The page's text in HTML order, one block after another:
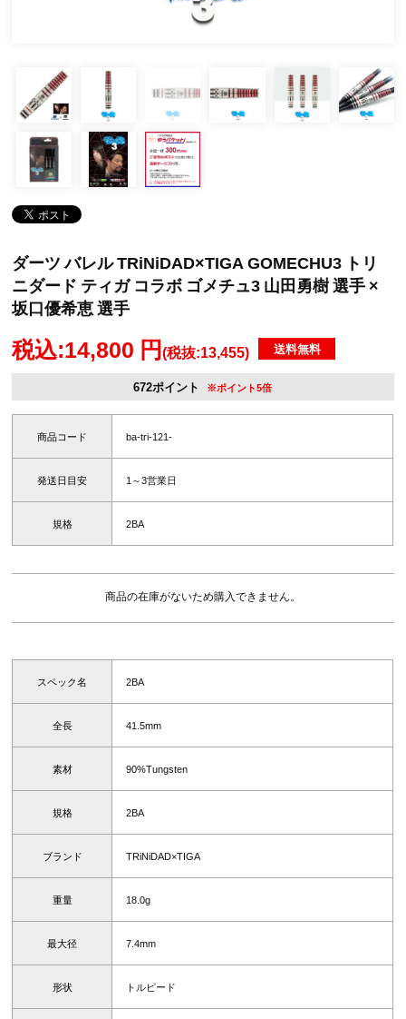
ダーツ バレル TRiNiDAD×TIGA GOMECHU3 トリ
ニダード ティガ コラボ ゴメチュ3 山田勇樹 選手 ×
坂口優希恵 選手
税込:14,800 円(税抜:13,455) 送料無料
672ポイント ※ポイント5倍
商品コード ba-tri-121-
発送日目安 1～3営業日
規格 2BA
商品の在庫がないため購入できません。
スペック名 2BA
全長 41.5mm
素材 90%Tungsten
規格 2BA
ブランド TRiNiDAD×TIGA
重量 18.0g
最大径 7.4mm
形状 トルピード